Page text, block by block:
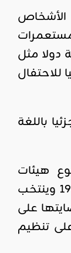
وقد حدده عام 1880 بأنه مجموع الأشخاص
55 دولة عضوا كانت من مستعمرات
دولا مثل
يوما عالميا للاحتفال
باللغة
هيئات
الفرنكفونية.ويجتمع مؤتمر الفرنكفونية كل سنتين، وقد تم إحداث منصب الأمين العام للفرنكفونية عام 1997 وينتخب
على
تنظيم